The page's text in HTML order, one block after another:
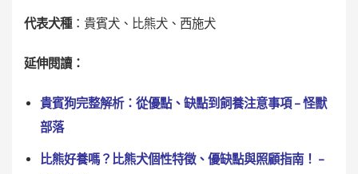
代表犬種：貴賓犬、比熊犬、西施犬
延伸閱讀：
貴賓狗完整解析：從優點、缺點到飼養注意事項 – 怪獸
部落
比熊好養嗎？比熊犬個性特徵、優缺點與照顧指南！ –